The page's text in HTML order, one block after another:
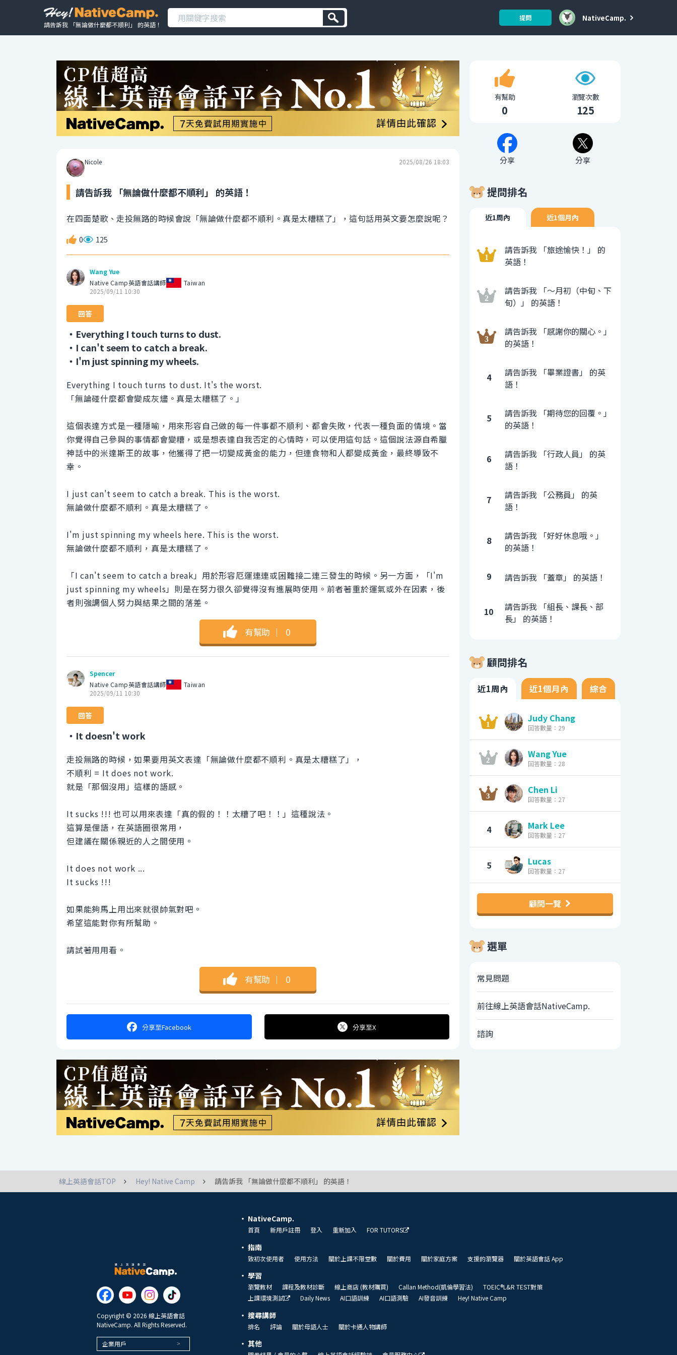
請告訴我 「無論做什麼都不順利」 的英語！
提問 NativeCamp.
Nicole 2025/08/26 18:03
請告訴我 「無論做什麼都不順利」 的英語！
在四面楚歌、走投無路的時候會說「無論做什麼都不順利。真是太糟糕了」，這句話用英文要怎麼說呢？
0 125
Wang Yue
Native Camp英語會話講師
Taiwan
2025/09/11 10:30
回答
・Everything I touch turns to dust.
・I can't seem to catch a break.
・I'm just spinning my wheels.
Everything I touch turns to dust. It's the worst.
「無論碰什麼都會變成灰燼。真是太糟糕了。」
這個表達方式是一種隱喻，用來形容自己做的每一件事都不順利、都會失敗，代表一種負面的情境。當
你覺得自己參與的事情都會變糟，或是想表達自我否定的心情時，可以使用這句話。這個說法源自希臘
神話中的米達斯王的故事，他獲得了把一切變成黃金的能力，但連食物和人都變成黃金，最終導致不
幸。
I just can't seem to catch a break. This is the worst.
無論做什麼都不順利。真是太糟糕了。
I'm just spinning my wheels here. This is the worst.
無論做什麼都不順利，真是太糟糕了。
「I can't seem to catch a break」用於形容厄運連連或困難接二連三發生的時候。另一方面，「I'm
just spinning my wheels」則是在努力很久卻覺得沒有進展時使用。前者著重於運氣或外在因素，後
者則強調個人努力與結果之間的落差。
有幫助 ｜ 0
Spencer
Native Camp英語會話講師
Taiwan
2025/09/11 10:30
回答
・It doesn't work
走投無路的時候，如果要用英文表達「無論做什麼都不順利。真是太糟糕了」，
不順利 = It does not work.
就是「那個沒用」這樣的語感。
It sucks !!! 也可以用來表達「真的假的！！太糟了吧！！」這種說法。
這算是俚語，在英語圈很常用，
但建議在關係親近的人之間使用。
It does not work ...
It sucks !!!
如果能夠馬上用出來就很帥氣對吧。
希望這能對你有所幫助。
請試著用用看。
有幫助 ｜ 0
分享至Facebook 分享至X
有幫助
0
瀏覽次數
125
分享 分享
提問排名
近1周內 近1個月內
請告訴我 「旅途愉快！」 的
英語！
請告訴我 「〜月初（中旬、下
旬）」 的英語！
請告訴我 「感謝你的關心。」
的英語！
4
請告訴我 「畢業證書」 的英
語！
5
請告訴我 「期待您的回覆。」
的英語！
6
請告訴我 「行政人員」 的英
語！
7
請告訴我 「公務員」 的英
語！
8
請告訴我 「好好休息哦。」
的英語！
9 請告訴我 「蓋章」 的英語！
10
請告訴我 「組長、課長、部
長」 的英語！
顧問排名
近1周內 近1個月內 綜合
Judy Chang
回答數量：29
Wang Yue
回答數量：28
Chen Li
回答數量：27
4 Mark Lee
回答數量：27
5 Lucas
回答數量：27
顧問一覽
選單
常見問題
前往線上英語會話NativeCamp.
諮詢
線上英語會話TOP Hey! Native Camp 請告訴我 「無論做什麼都不順利」 的英語！
Copyright © 2026 線上英語會話
NativeCamp. All Rights Reserved.
企業用戶
NativeCamp.
首頁 新用戶註冊 登入 重新加入 FOR TUTORS
指南
致初次使用者 使用方法 關於上課不限堂數 關於費用 關於家庭方案 支援的瀏覽器 關於英語會話 App
學習
瀏覽教材 課程及教材診斷 線上商店 (教材購買) Callan Method(凱倫學習法)
TOEIC®L&R TEST對策
上課環境測試
Daily News AI口語訓練 AI口語測驗 AI發音訓練 Hey! Native Camp
搜尋講師
排名 評論 關於母語人士 關於卡通人物講師
其他